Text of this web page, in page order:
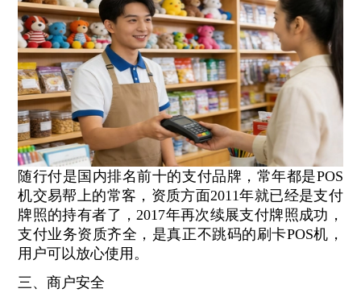
随行付是国内排名前十的支付品牌，常年都是POS
机交易帮上的常客，资质方面2011年就已经是支付
牌照的持有者了，2017年再次续展支付牌照成功，
支付业务资质齐全，是真正不跳码的刷卡POS机，
用户可以放心使用。
三、商户安全